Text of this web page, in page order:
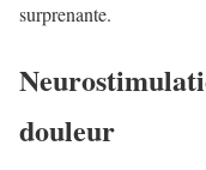
surprenante.
douleur